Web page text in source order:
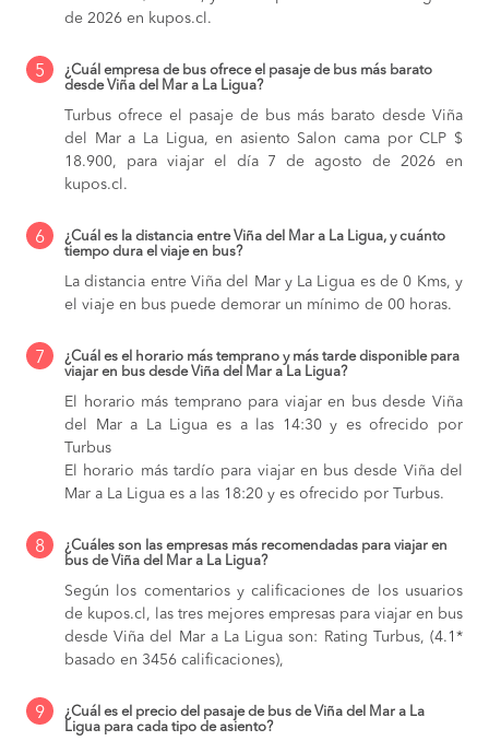
de 2026 en kupos.cl.
5
¿Cuál empresa de bus ofrece el pasaje de bus más barato
desde Viña del Mar a La Ligua?
Turbus ofrece el pasaje de bus más barato desde Viña
del Mar a La Ligua, en asiento Salon cama por CLP $
18.900, para viajar el día 7 de agosto de 2026 en
kupos.cl.
6
¿Cuál es la distancia entre Viña del Mar a La Ligua, y cuánto
tiempo dura el viaje en bus?
La distancia entre Viña del Mar y La Ligua es de 0 Kms, y
el viaje en bus puede demorar un mínimo de 00 horas.
7
¿Cuál es el horario más temprano y más tarde disponible para
viajar en bus desde Viña del Mar a La Ligua?
El horario más temprano para viajar en bus desde Viña
del Mar a La Ligua es a las 14:30 y es ofrecido por
Turbus
El horario más tardío para viajar en bus desde Viña del
Mar a La Ligua es a las 18:20 y es ofrecido por Turbus.
8
¿Cuáles son las empresas más recomendadas para viajar en
bus de Viña del Mar a La Ligua?
Según los comentarios y calificaciones de los usuarios
de kupos.cl, las tres mejores empresas para viajar en bus
desde Viña del Mar a La Ligua son: Rating Turbus, (4.1*
basado en 3456 calificaciones),
9
¿Cuál es el precio del pasaje de bus de Viña del Mar a La
Ligua para cada tipo de asiento?